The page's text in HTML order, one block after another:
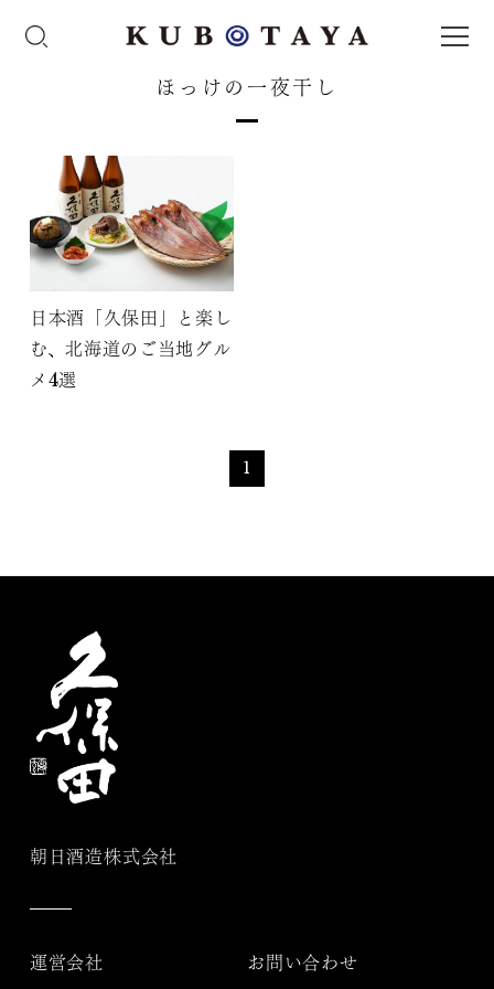
ほっけの一夜干し
日本酒「久保田」と楽し
む、北海道のご当地グル
メ4選
1
朝日酒造株式会社
運営会社 お問い合わせ